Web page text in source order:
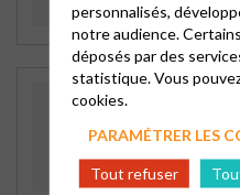
2è et 4è
TEMPLE
20 bis rue
24000
Dimanche
personnalisés,
notre audience.
déposés par des
statistique. Vous
cookies.
PARAMÉTRER LES
Tout refuser